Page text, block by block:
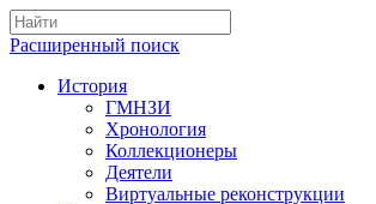
Расширенный поиск
История
ГМНЗИ
Хронология
Коллекционеры
Деятели
Виртуальные реконструкции